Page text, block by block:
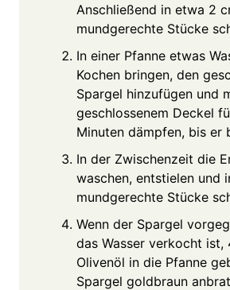
Anschließend in etwa 2
mundgerechte Stücke
In einer Pfanne etwas
Kochen bringen, den
Spargel hinzufügen und
geschlossenem Deckel
Minuten dämpfen, bis er
In der Zwischenzeit die
waschen, entstielen und
mundgerechte Stücke
Wenn der Spargel
das Wasser verkocht ist,
Olivenöl in die Pfanne
Spargel goldbraun